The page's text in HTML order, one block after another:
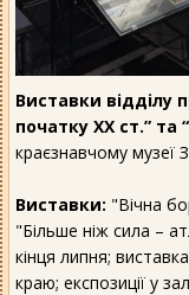
Виставки відділу
початку ХХ ст.” та
краєзнавчому музеї
Виставки: "Вічна
"Більше ніж сила –
кінця липня;
краю; експозиції у